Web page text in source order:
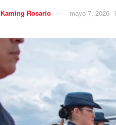
Kaming Rosario mayo 7, 2026